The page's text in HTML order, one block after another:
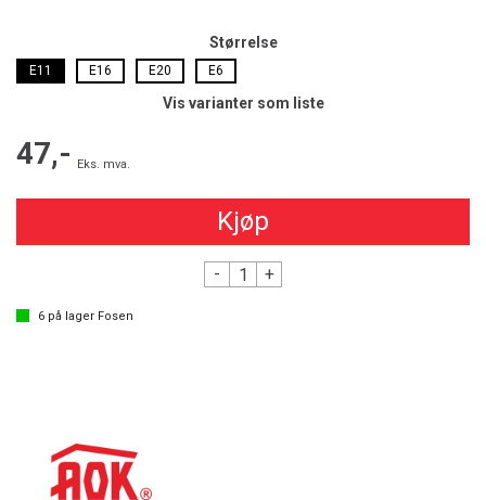
Størrelse
E11 E16 E20 E6
Vis varianter som liste
47,- Eks. mva.
Kjøp
- +
6 på lager Fosen